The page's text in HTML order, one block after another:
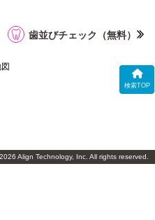
検索TOP
歯並びチェック （無料）
Align Technology, Inc. All rights reserved.